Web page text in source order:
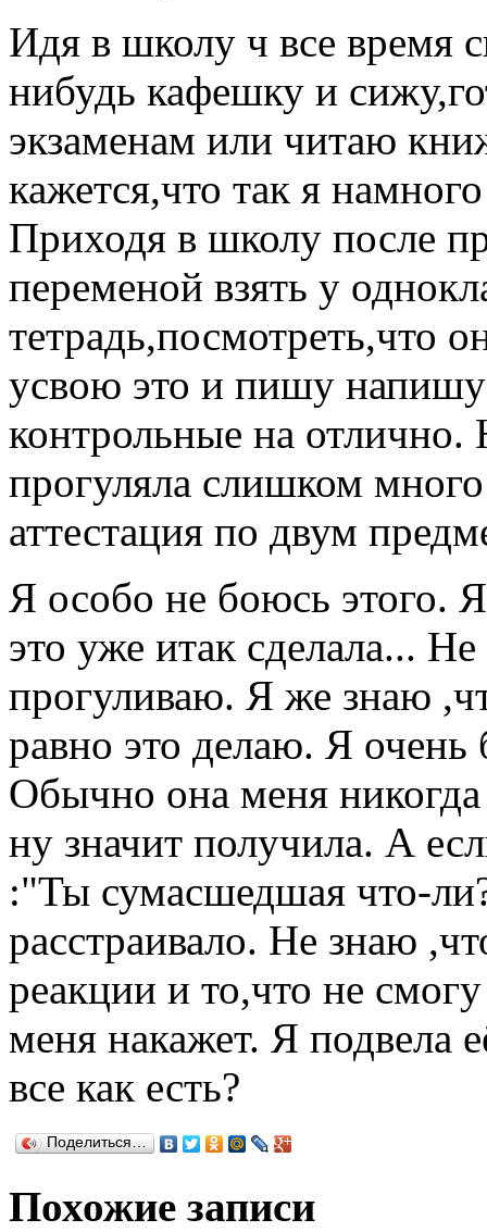
Идя в школу ч все время
нибудь кафешку и
экзаменам или читаю
кажется,что так я
Приходя в школу после
переменой взять у
тетрадь,посмотреть,что
усвою это и пишу напишу
контрольные на
прогуляла слишком
аттестация по двум
Я особо не боюсь этого.
это уже итак сделала...
прогуливаю. Я же знаю
равно это делаю. Я очень
Обычно она меня
ну значит получила. А
:"Ты сумасшедшая что-
расстраивало. Не знаю
реакции и то,что не
меня накажет. Я подвела
все как есть?
Поделиться…
Похожие записи